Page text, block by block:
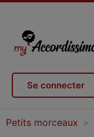
Se connecter
Petits morceaux